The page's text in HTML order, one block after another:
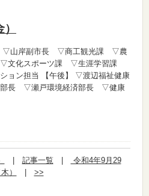
▽山岸副市長 ▽商工観光課 ▽農
文化スポーツ課 ▽生涯学習課
ョン担当
【午後】
▽渡辺福祉健康
長 ▽瀬戸環境経済部長 ▽健康
記事一覧
令和4年9月29
）
>>